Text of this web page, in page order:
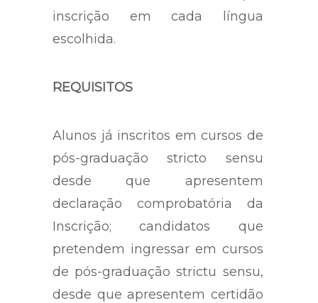
inscrição em cada língua
escolhida.
REQUISITOS
Alunos já inscritos em cursos de
pós-graduação stricto sensu
desde que apresentem
declaração comprobatória da
Inscrição; candidatos que
pretendem ingressar em cursos
de pós-graduação strictu sensu,
desde que apresentem certidão